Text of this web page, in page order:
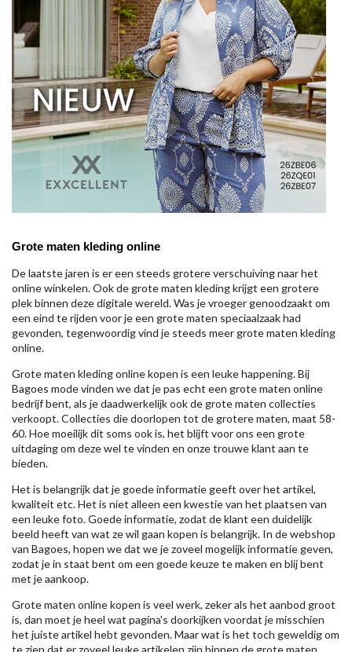
Grote maten kleding online
De laatste jaren is er een steeds grotere verschuiving naar het
online winkelen. Ook de grote maten kleding krijgt een grotere
plek binnen deze digitale wereld. Was je vroeger genoodzaakt om
een eind te rijden voor je een grote maten speciaalzaak had
gevonden, tegenwoordig vind je steeds meer grote maten kleding
online.
Grote maten kleding online kopen is een leuke happening. Bij
Bagoes mode vinden we dat je pas echt een grote maten online
bedrijf bent, als je daadwerkelijk ook de grote maten collecties
verkoopt. Collecties die doorlopen tot de grotere maten, maat 58-
60. Hoe moeilijk dit soms ook is, het blijft voor ons een grote
uitdaging om deze wel te vinden en onze trouwe klant aan te
bieden.
Het is belangrijk dat je goede informatie geeft over het artikel,
kwaliteit etc. Het is niet alleen een kwestie van het plaatsen van
een leuke foto. Goede informatie, zodat de klant een duidelijk
beeld heeft van wat ze wil gaan kopen is belangrijk. In de webshop
van Bagoes, hopen we dat we je zoveel mogelijk informatie geven,
zodat je in staat bent om een goede keuze te maken en blij bent
met je aankoop.
Grote maten online kopen is veel werk, zeker als het aanbod groot
is, dan moet je heel wat pagina's doorkijken voordat je misschien
het juiste artikel hebt gevonden. Maar wat is het toch geweldig om
te zien dat er zoveel leuke artikelen zijn binnen de grote maten